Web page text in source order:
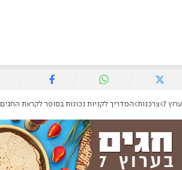
ערוץ 7 צרכנות המדריך לקניות נכונות בסופר לקראת החגים